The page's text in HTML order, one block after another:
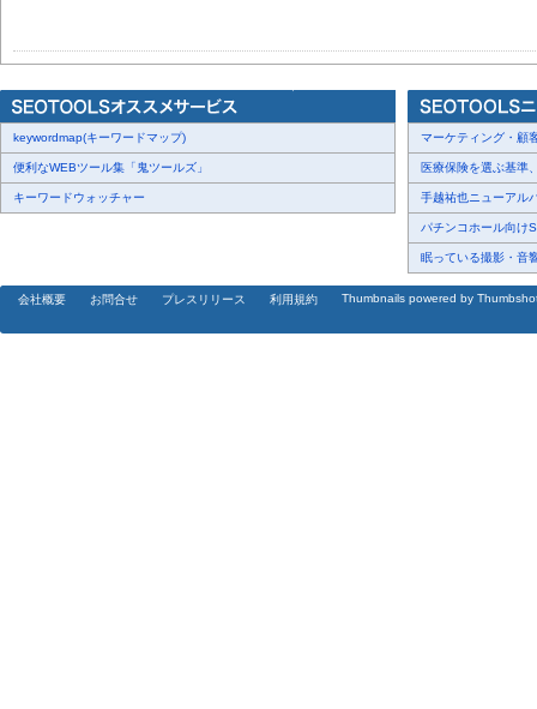
keywordmap(キーワードマップ)
便利なWEBツール集「鬼ツールズ」
キーワードウォッチャー
マーケティング・顧
医療保険を選ぶ基準
手越祐也ニューアル
パチンコホール向け
眠っている撮影・音
会社概要 お問合せ プレスリリース 利用規約 Thumbnails powered by